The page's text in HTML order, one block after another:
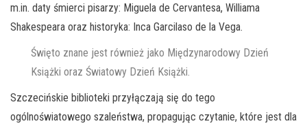
m.in. daty śmierci pisarzy: Miguela de Cervantesa, Williama
Shakespeara oraz historyka: Inca Garcilaso de la Vega.
Święto znane jest również jako Międzynarodowy Dzień
Książki oraz Światowy Dzień Książki.
Szczecińskie biblioteki przyłączają się do tego
ogólnoświatowego szaleństwa, propagując czytanie, które jest dla